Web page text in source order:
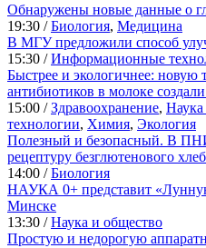
Обнаружены новые данные о
19:30 /Биология, Медицина
В МГУ предложили способ
15:30 /Информационные
Быстрее и экологичнее: новую
антибиотиков в молоке
15:00 /Здравоохранение,
технологии, Химия, Экология
Полезный и безопасный. В
рецептуру безглютенового
14:00 /Биология
НАУКА 0+ представит
Минске
13:30 /Наука и общество
Простую и недорогую